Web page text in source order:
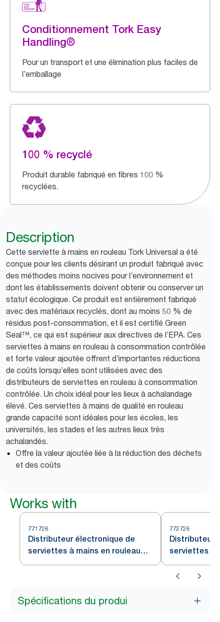
Conditionnement Tork Easy
Handling®
Pour un transport et une élimination plus faciles de
l’emballage
100 % recyclé
Produit durable fabriqué en fibres 100 %
recyclées.
Description
Cette serviette à mains en rouleau Tork Universal a été
conçue pour les clients désirant un produit fabriqué avec
des méthodes moins nocives pour l’environnement et
dont les établissements doivent obtenir ou conserver un
statut écologique. Ce produit est entièrement fabriqué
avec des matériaux recyclés, dont au moins 50 % de
résidus post-consommation, et il est certifié Green
Seal™, ce qui est supérieur aux directives de l’EPA. Ces
serviettes à mains en rouleau à consommation contrôlée
et forte valeur ajoutée offrent d’importantes réductions
de coûts lorsqu’elles sont utilisées avec des
distributeurs de serviettes en rouleau à consommation
contrôlée. Un choix idéal pour les lieux à achalandage
élevé. Ces serviettes à mains de qualité en rouleau
grande capacité sont idéales pour les écoles, les
universités, les stades et les autres lieux très
achalandés.
Offre la valeur ajoutée liée à la réduction des déchets
et des coûts
Works with
771728
Distributeur électronique de
serviettes à mains en rouleau
Tork Noir H71
772728
Distributeur
serviettes à
papier Tork
Spécifications du produi